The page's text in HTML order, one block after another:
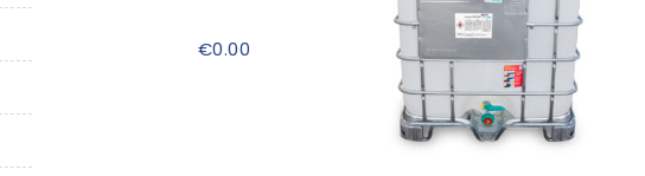
€0.00
Tällä
tuotteella
on